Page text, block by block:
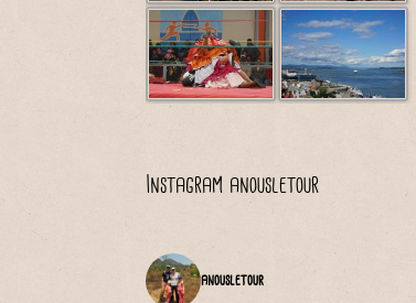
Instagram anousletour
anousletour